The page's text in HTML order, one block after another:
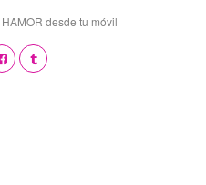
desde tu móvil